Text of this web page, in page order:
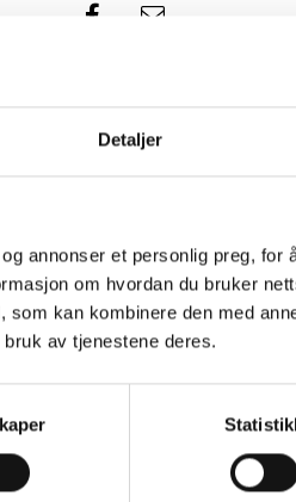
Detaljer
annonser et personlig preg, for
om hvordan du bruker
kan kombinere den med
av tjenestene deres.